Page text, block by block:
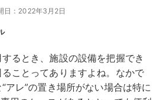
日：2022年3月2日
るとき、施設の設備を把握でき
ことってありますよね。なかで
アレ”の置き場所がない場合は特に